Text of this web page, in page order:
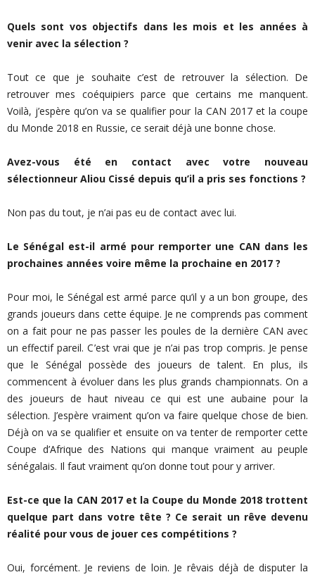
Quels sont vos objectifs dans les mois et les années à
venir avec la sélection ?
Tout ce que je souhaite c’est de retrouver la sélection. De
retrouver mes coéquipiers parce que certains me manquent.
Voilà, j’espère qu’on va se qualifier pour la CAN 2017 et la coupe
du Monde 2018 en Russie, ce serait déjà une bonne chose.
Avez-vous été en contact avec votre nouveau
sélectionneur Aliou Cissé depuis qu’il a pris ses fonctions ?
Non pas du tout, je n’ai pas eu de contact avec lui.
Le Sénégal est-il armé pour remporter une CAN dans les
prochaines années voire même la prochaine en 2017 ?
Pour moi, le Sénégal est armé parce qu’il y a un bon groupe, des
grands joueurs dans cette équipe. Je ne comprends pas comment
on a fait pour ne pas passer les poules de la dernière CAN avec
un effectif pareil. C’est vrai que je n’ai pas trop compris. Je pense
que le Sénégal possède des joueurs de talent. En plus, ils
commencent à évoluer dans les plus grands championnats. On a
des joueurs de haut niveau ce qui est une aubaine pour la
sélection. J’espère vraiment qu’on va faire quelque chose de bien.
Déjà on va se qualifier et ensuite on va tenter de remporter cette
Coupe d’Afrique des Nations qui manque vraiment au peuple
sénégalais. Il faut vraiment qu’on donne tout pour y arriver.
Est-ce que la CAN 2017 et la Coupe du Monde 2018 trottent
quelque part dans votre tête ? Ce serait un rêve devenu
réalité pour vous de jouer ces compétitions ?
Oui, forcément. Je reviens de loin. Je rêvais déjà de disputer la